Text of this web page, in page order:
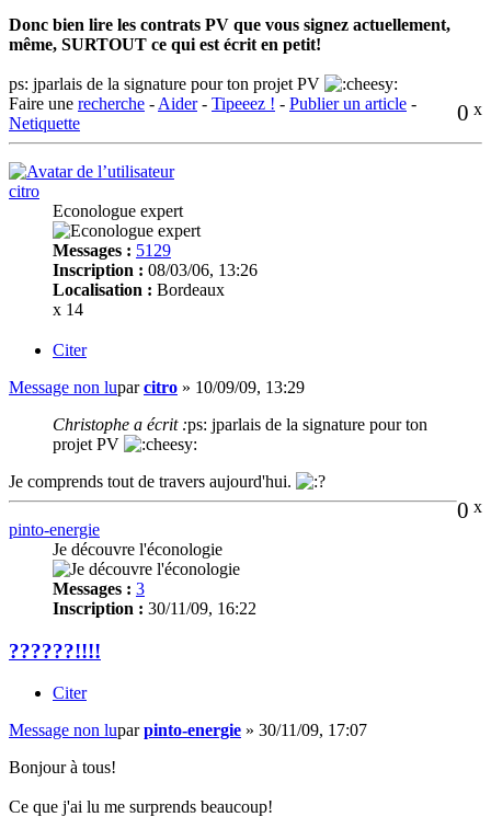
Donc bien lire les contrats PV que vous signez actuellement,
même, SURTOUT ce qui est écrit en petit!
ps: jparlais de la signature pour ton projet PV
0 x
Faire une recherche - Aider- Tipeeez ! - Publier un article -
Netiquette
citro
Econologue expert
Messages : 5129
Inscription : 08/03/06, 13:26
Localisation : Bordeaux
x 14
Citer
Message non luparcitro » 10/09/09, 13:29
Christophe a écrit :ps: jparlais de la signature pour ton
projet PV
Je comprends tout de travers aujourd'hui.
0 x
pinto-energie
Je découvre l'éconologie
Messages : 3
Inscription : 30/11/09, 16:22
??????!!!!
Citer
Message non luparpinto-energie » 30/11/09, 17:07
Bonjour à tous!
Ce que j'ai lu me surprends beaucoup!